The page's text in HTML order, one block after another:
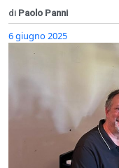
di Paolo Panni
6 giugno 2025